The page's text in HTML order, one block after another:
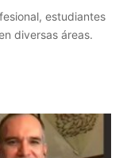
estudiantes
diversas áreas.